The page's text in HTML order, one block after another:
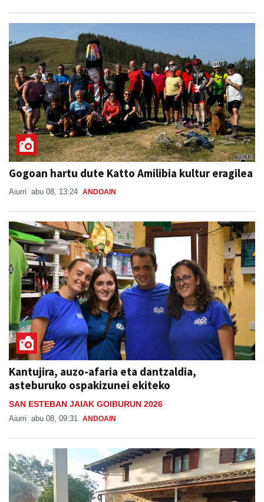
Gogoan hartu dute Katto Amilibia kultur eragilea
Aiurri abu 08, 13:24 ANDOAIN
Kantujira, auzo-afaria eta dantzaldia,
asteburuko ospakizunei ekiteko
SAN ESTEBAN JAIAK GOIBURUN 2026
Aiurri abu 08, 09:31 ANDOAIN